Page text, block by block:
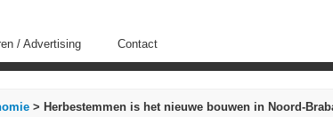
/ Advertising Contact
> Herbestemmen is het nieuwe bouwen in Noord-